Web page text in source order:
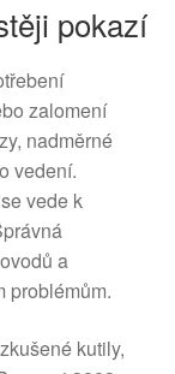
pokazí
zalomení
nadměrné
vedení.
vede k
a
problémům.
kutily,